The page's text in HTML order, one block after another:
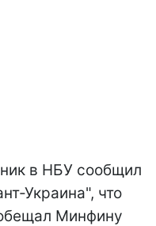
в НБУ сообщил
Украина", что
Минфину